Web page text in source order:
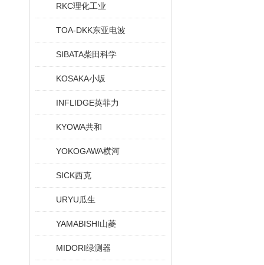
RKC理化工业
TOA-DKK东亚电波
SIBATA柴田科学
KOSAKA小坂
INFLIDGE英菲力
KYOWA共和
YOKOGAWA横河
SICK西克
URYU瓜生
YAMABISHI山菱
MIDORI绿测器